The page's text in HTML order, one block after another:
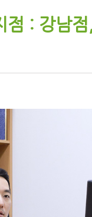
점 : 강남